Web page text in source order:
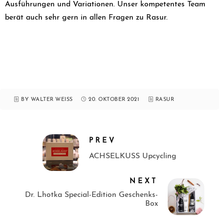
Ausführungen und Variationen. Unser kompetentes Team
berät auch sehr gern in allen Fragen zu Rasur.
BY WALTER WEISS 20. OKTOBER 2021 RASUR
PREV
ACHSELKUSS Upcycling
NEXT
Dr. Lhotka Special-Edition Geschenks-
Box